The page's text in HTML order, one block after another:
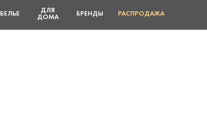
БЕЛЬЕ ДЛЯ
ДОМА БРЕНДЫ РАСПРОДАЖА